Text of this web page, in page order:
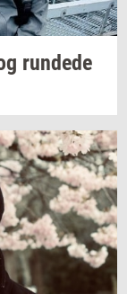
run­de­de